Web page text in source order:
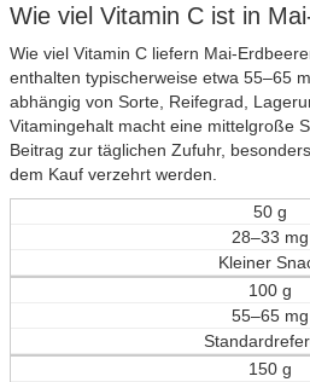
Wie viel Vitamin C ist in
Wie viel Vitamin C liefern Mai-
enthalten typischerweise etwa 55–65
abhängig von Sorte, Reifegrad,
Vitamingehalt macht eine mittelgroße
Beitrag zur täglichen Zufuhr,
dem Kauf verzehrt werden.
50 g
28–33 mg
Kleiner
100 g
55–65 mg
150 g